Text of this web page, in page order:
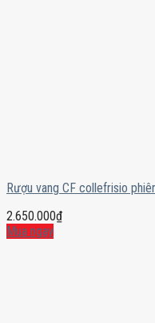
Rượu vang CF collefrisio
2.650.000₫
Mua ngay